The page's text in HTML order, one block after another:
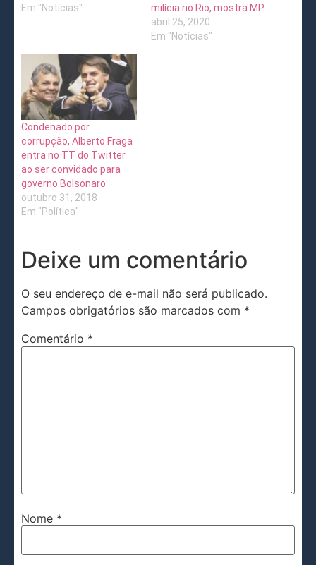
Em "Notícias"
milícia no Rio, mostra MP
abril 25, 2020
Em "Notícias"
Condenado por
corrupção, Alberto Fraga
entra no TT do Twitter
ao ser convidado para
governo Bolsonaro
outubro 31, 2018
Em "Política"
Deixe um comentário
O seu endereço de e-mail não será publicado.
Campos obrigatórios são marcados com *
Comentário *
Nome *